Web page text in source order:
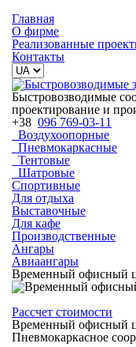
Главная
О фирме
Реализованные
Контакты
Быстровозводимые
проектирование и
+38 096 769-03-11
Воздухоопорные
Пневмокаркасные
Тентовые
Шатровые
Спортивные
Для отдыха
Выставочные
Для кафе
Производственные
Ангары
Авиаангары
Временный офисный
Рассчет стоимости
Временный офисный
Пневмокаркасное